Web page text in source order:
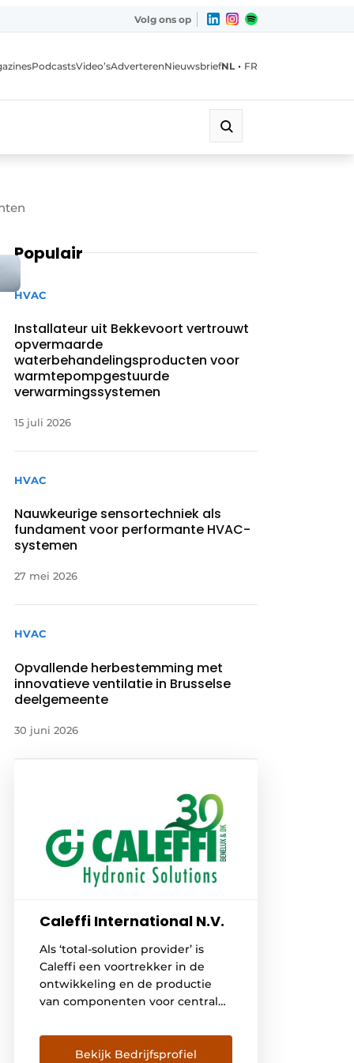
Volg ons op
PodcastsVideo’sAdverterenNieuwsbriefNL • FR
Populair
HVAC
Installateur uit Bekkevoort vertrouwt
opvermaarde
waterbehandelingsproducten voor
warmtepompgestuurde
verwarmingssystemen
15 juli 2026
HVAC
Nauwkeurige sensortechniek als
fundament voor performante HVAC-
systemen
27 mei 2026
HVAC
Opvallende herbestemming met
innovatieve ventilatie in Brusselse
deelgemeente
30 juni 2026
Caleffi International N.V.
Als ‘total-solution provider’ is
Caleffi een voortrekker in de
ontwikkeling en de productie
van componenten voor centrale
en hernieuwbare
energiesystemen. Caleffi streeft
Bekijk Bedrijfsprofiel